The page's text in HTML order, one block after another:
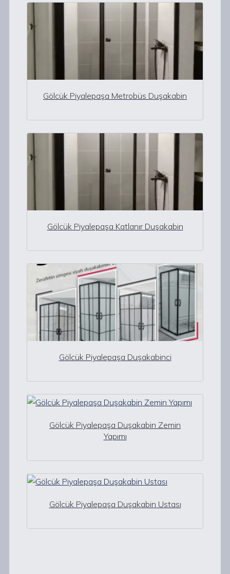
Gölcük Piyalepaşa Metrobüs Duşakabin
Gölcük Piyalepaşa Katlanır Duşakabin
Gölcük Piyalepaşa Duşakabinci
Gölcük Piyalepaşa Duşakabin Zemin
Yapımı
Gölcük Piyalepaşa Duşakabin Ustası